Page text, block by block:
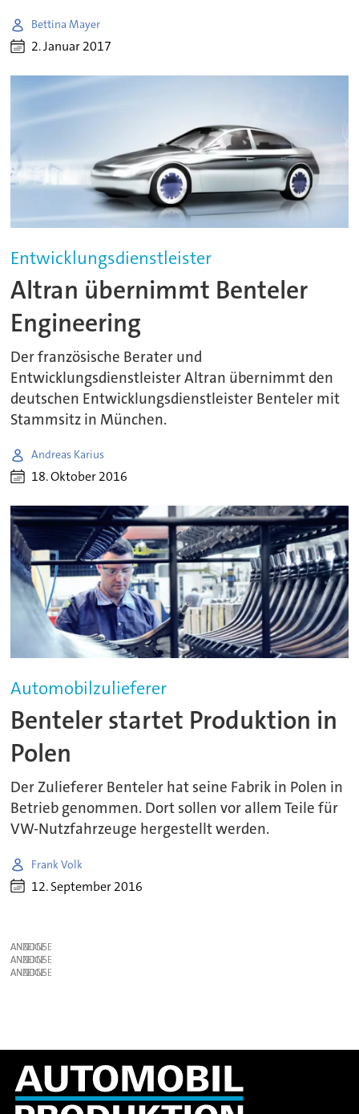
Bettina Mayer
2. Januar 2017
Entwicklungsdienstleister
Altran übernimmt Benteler
Engineering
Der französische Berater und
Entwicklungsdienstleister Altran übernimmt den
deutschen Entwicklungsdienstleister Benteler mit
Stammsitz in München.
Andreas Karius
18. Oktober 2016
Automobilzulieferer
Benteler startet Produktion in
Polen
Der Zulieferer Benteler hat seine Fabrik in Polen in
Betrieb genommen. Dort sollen vor allem Teile für
VW-Nutzfahrzeuge hergestellt werden.
Frank Volk
12. September 2016
ANZEIGE
ANZEIGE
ANZEIGE